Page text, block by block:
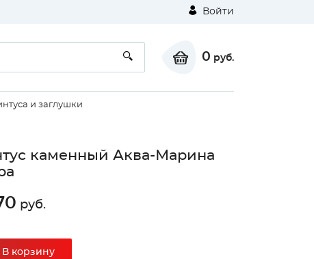
Войти
0 руб.
и заглушки
каменный Аква-Марина
руб.
В корзину